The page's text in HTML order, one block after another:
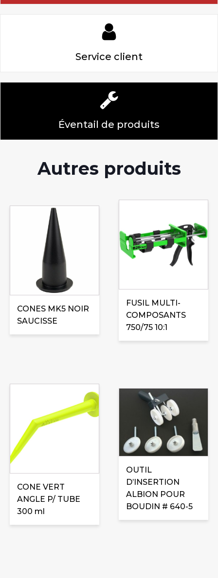
Service client
Éventail de produits
Autres produits
CONES MK5 NOIR
SAUCISSE
FUSIL MULTI-
COMPOSANTS
750/75 10:1
CONE VERT
ANGLE P/ TUBE
300 ml
OUTIL
D’INSERTION
ALBION POUR
BOUDIN # 640-5